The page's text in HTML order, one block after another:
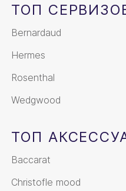
ТОП
Bernardaud
Hermes
Rosenthal
Wedgwood
ТОП
Baccarat
Christofle mood